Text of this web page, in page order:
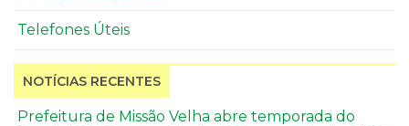
Telefones Úteis
NOTÍCIAS RECENTES
Prefeitura de Missão Velha abre temporada do